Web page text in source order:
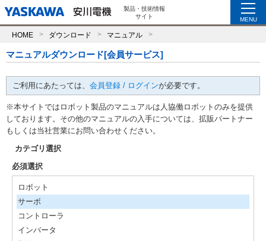
製品・技術情報
サイト
MENU
HOME ダウンロード マニュアル
マニュアルダウンロード[会員サービス]
ご利用にあたっては、 会員登録 / ログインが必要です。
※本サイトではロボット製品のマニュアルは人協働ロボットのみを提供
しております。その他のマニュアルの入手については、拡販パートナー
もしくは当社営業にお問い合わせください。
カテゴリ選択
必須選択
ロボット
サーボ
コントローラ
インバータ